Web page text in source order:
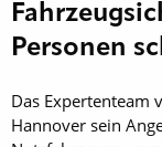
Personen
Das Expertenteam
Hannover sein